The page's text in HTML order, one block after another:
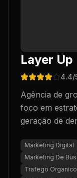
Layer Up
4.4/
Agência de
foco em
geração de
Marketing Digital
Marketing De
Trafego Organico